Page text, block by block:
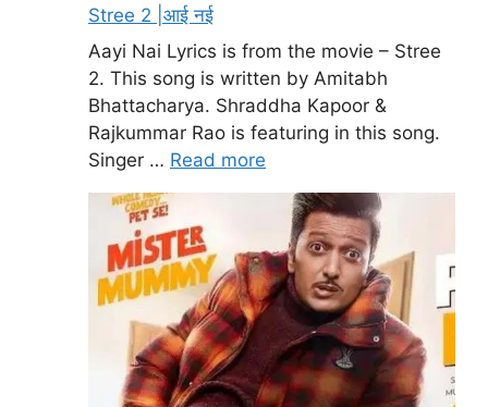
Stree 2 |आई नई
Aayi Nai Lyrics is from the movie – Stree
2. This song is written by Amitabh
Bhattacharya. Shraddha Kapoor &
Rajkummar Rao is featuring in this song.
Singer … Read more